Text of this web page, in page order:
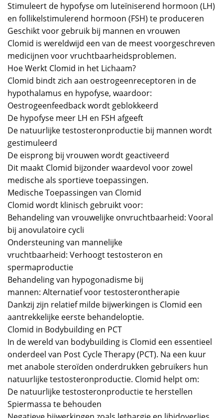
Stimuleert de hypofyse om luteïniserend hormoon (LH)
en follikelstimulerend hormoon (FSH) te produceren
Geschikt voor gebruik bij mannen en vrouwen
Clomid is wereldwijd een van de meest voorgeschreven
medicijnen voor vruchtbaarheidsproblemen.
Hoe Werkt Clomid in het Lichaam?
Clomid bindt zich aan oestrogeenreceptoren in de
hypothalamus en hypofyse, waardoor:
Oestrogeenfeedback wordt geblokkeerd
De hypofyse meer LH en FSH afgeeft
De natuurlijke testosteronproductie bij mannen wordt
gestimuleerd
De eisprong bij vrouwen wordt geactiveerd
Dit maakt Clomid bijzonder waardevol voor zowel
medische als sportieve toepassingen.
Medische Toepassingen van Clomid
Clomid wordt klinisch gebruikt voor:
Behandeling van vrouwelijke onvruchtbaarheid: Vooral
bij anovulatoire cycli
Ondersteuning van mannelijke
vruchtbaarheid: Verhoogt testosteron en
spermaproductie
Behandeling van hypogonadisme bij
mannen: Alternatief voor testosterontherapie
Dankzij zijn relatief milde bijwerkingen is Clomid een
aantrekkelijke eerste behandeloptie.
Clomid in Bodybuilding en PCT
In de wereld van bodybuilding is Clomid een essentieel
onderdeel van Post Cycle Therapy (PCT). Na een kuur
met anabole steroïden onderdrukken gebruikers hun
natuurlijke testosteronproductie. Clomid helpt om:
De natuurlijke testosteronproductie te herstellen
Spiermassa te behouden